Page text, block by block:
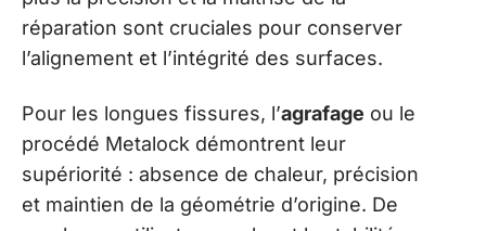
réparation sont cruciales pour conserver
l’alignement et l’intégrité des surfaces.
Pour les longues fissures, l’agrafage ou le
procédé Metalock démontrent leur
supériorité : absence de chaleur, précision
et maintien de la géométrie d’origine. De